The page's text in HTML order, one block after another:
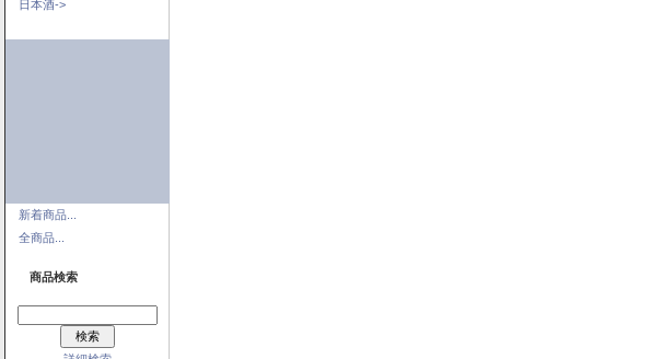
日本酒->
新着商品...
全商品...
商品検索